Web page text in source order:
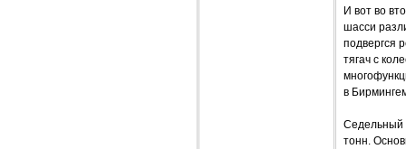
И вот во
шасси
подвергся
тягач с
в
Седельный
тонн.